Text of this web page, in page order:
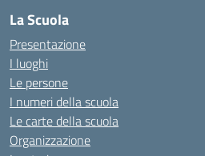
La Scuola
Presentazione
I luoghi
Le persone
I numeri della scuola
Le carte della scuola
Organizzazione